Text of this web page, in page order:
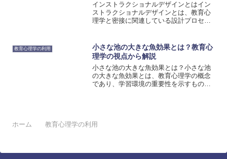
インストラクショナルデザインとはイン
ストラクショナルデザインとは、教育心
理学と密接に関連している設計プロセス
や目標に合わせた教材や教授法を開発す
ることを目指しています。...
教育心理学の利用
小さな池の大きな魚効果とは？教育心
理学の視点から解説
小さな池の大きな魚効果とは？小さな池
の大きな魚効果とは、教育心理学の概念
であり、学習環境の重要性を示すもので
ホーム
教育心理学の利用